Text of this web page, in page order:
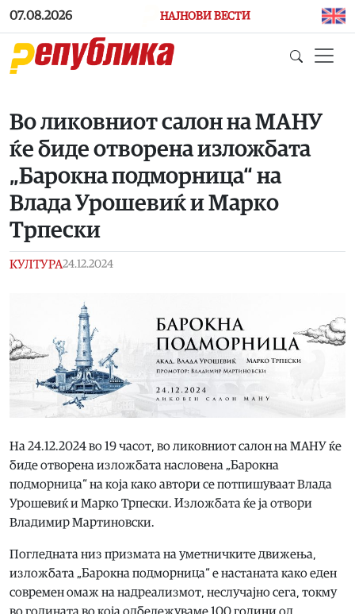
Skip to main content
07.08.2026 НАЈНОВИ ВЕСТИ
Во ликовниот салон на МАНУ
ќе биде отворена изложбата
„Барокна подморница“ на
Влада Урошевиќ и Марко
Трпески
КУЛТУРА24.12.2024
На 24.12.2024 во 19 часот, во ликовниот салон на МАНУ ќе
биде отворена изложбата насловена „Барокна
подморница“ на која како автори се потпишуваат Влада
Урошевиќ и Марко Трпески. Изложбата ќе ја отвори
Владимир Мартиновски.
Погледната низ призмата на уметничките движења,
изложбата „Барокна подморница“ е настаната како еден
современ омаж на надреализмот, неслучајно сега, токму
во годината во која одбележуваме 100 години од